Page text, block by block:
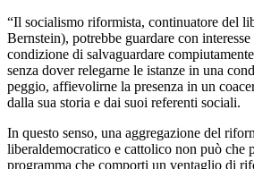
“Il socialismo riformista, continuatore del
Bernstein), potrebbe guardare con
condizione di salvaguardare
senza dover relegarne le istanze in una
peggio, affievolirne la presenza in un
dalla sua storia e dai suoi referenti sociali.
In questo senso, una aggregazione del
liberaldemocratico e cattolico non può che
programma che comporti un ventaglio di